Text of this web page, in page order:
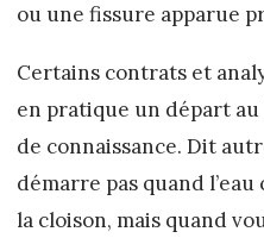
ou une fissure apparue
Certains contrats et
en pratique un départ
de connaissance. Dit
démarre pas quand
la cloison, mais quand